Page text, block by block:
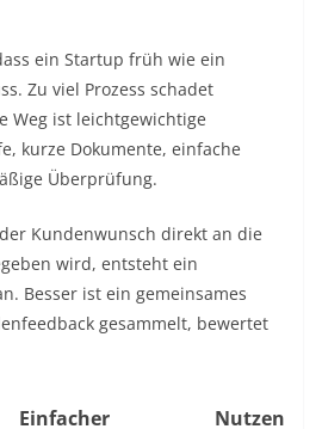
ein Startup früh wie ein
Zu viel Prozess schadet
Weg ist leichtgewichtige
kurze Dokumente, einfache
Überprüfung.
Kundenwunsch direkt an die
wird, entsteht ein
Besser ist ein gemeinsames
gesammelt, bewertet
Einfacher
Nutzen